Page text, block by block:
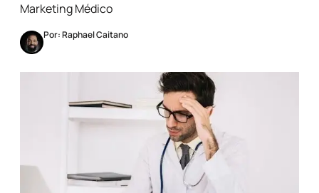
Marketing Médico
Por: Raphael Caitano